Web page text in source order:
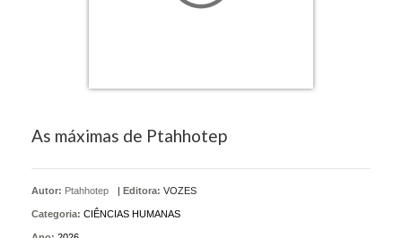
As máximas de Ptahhotep
Autor: Ptahhotep | Editora: VOZES
Categoria: CIÊNCIAS HUMANAS